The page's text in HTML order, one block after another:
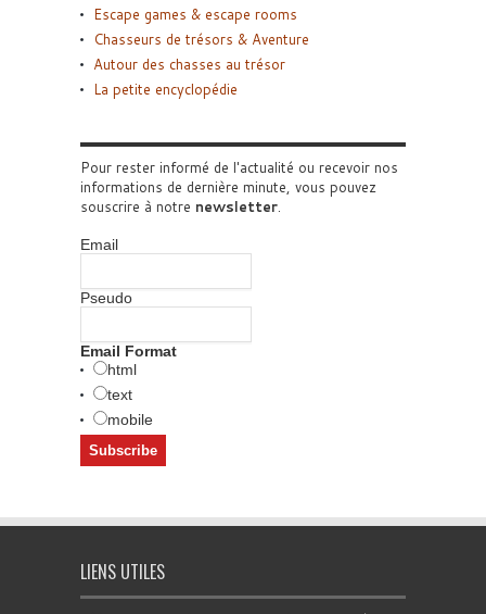
Escape games & escape rooms
Chasseurs de trésors & Aventure
Autour des chasses au trésor
La petite encyclopédie
Pour rester informé de l'actualité ou recevoir nos
informations de dernière minute, vous pouvez
souscrire à notre newsletter
Email
Pseudo
Email Format
html
text
mobile
LIENS UTILES